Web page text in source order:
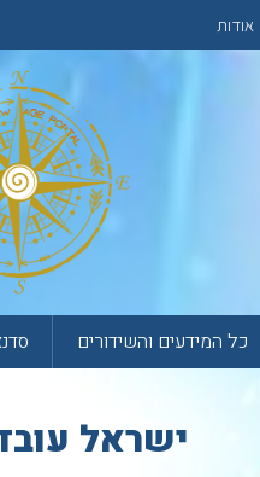
אודות
כל המידעים והשידורים
ישראל